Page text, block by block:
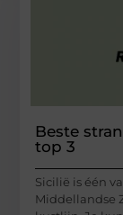
Beste
top 3
Sicilië is één
Middellandse